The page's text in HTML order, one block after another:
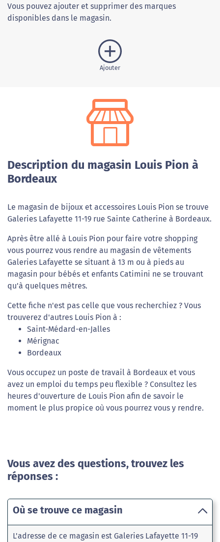
Vous pouvez ajouter et supprimer des marques
disponibles dans le magasin.
Ajouter
Description du magasin Louis Pion à
Bordeaux
Le magasin de bijoux et accessoires Louis Pion se trouve
Galeries Lafayette 11-19 rue Sainte Catherine à Bordeaux.
Après être allé à Louis Pion pour faire votre shopping
vous pourrez vous rendre au magasin de vêtements
Galeries Lafayette se situant à 13 m ou à pieds au
magasin pour bébés et enfants Catimini ne se trouvant
qu'à quelques mètres.
Cette fiche n'est pas celle que vous recherchiez ? Vous
trouverez d'autres Louis Pion à :
Saint-Médard-en-Jalles
Mérignac
Bordeaux
Vous occupez un poste de travail à Bordeaux et vous
avez un emploi du temps peu flexible ? Consultez les
heures d'ouverture de Louis Pion afin de savoir le
moment le plus propice où vous pourrez vous y rendre.
Vous avez des questions, trouvez les
réponses :
Où se trouve ce magasin
L'adresse de ce magasin est Galeries Lafayette 11-19